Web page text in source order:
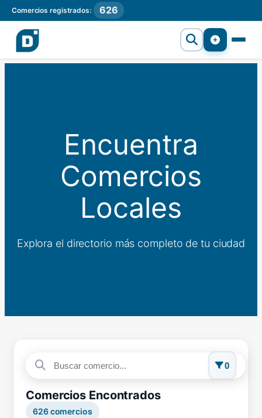
Comercios registrados: 626
Encuentra
Comercios
Locales
Explora el directorio más completo de tu ciudad
0
Comercios Encontrados
626comercios